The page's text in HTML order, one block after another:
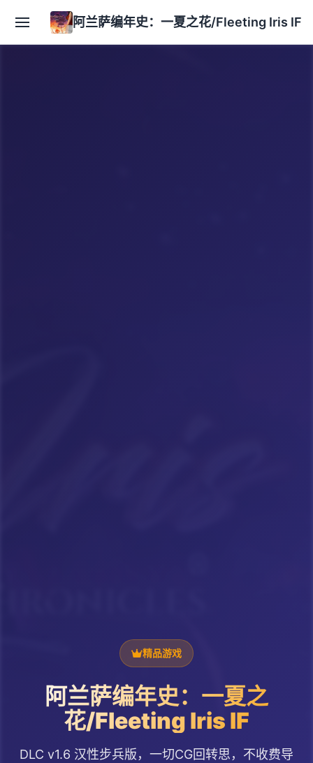
阿兰萨编年史：一夏之花/Fleeting Iris IF
精品游戏
阿兰萨编年史：一夏之
花/Fleeting Iris IF
DLC v1.6 汉性步兵版，一切CG回转思，不收费导